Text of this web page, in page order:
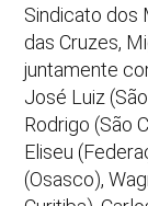
Sindicato dos
das Cruzes,
juntamente
José Luiz
Rodrigo (São
Eliseu
(Osasco),